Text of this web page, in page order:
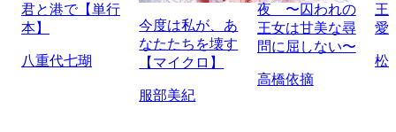
君と港で【単行
本】
八重代七瑚
今度は私が、あ
なたたちを壊す
【マイクロ】
服部美紀
夜 〜囚われの
王女は甘美な尋
問に屈しない〜
高橋依摘
王
愛
松